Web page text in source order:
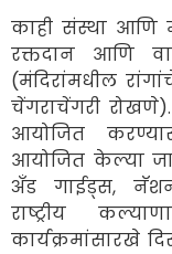
काही संस्था आणि
रक्तदान आणि
(मंदिरांमधील
चेंगराचेंगरी
आयोजित
आयोजित केल्या
अँड गाईड्स,
राष्ट्रीय
कार्यक्रमांसारखे